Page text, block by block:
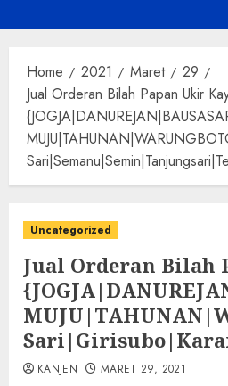
Home 2021 Maret
29
Jual Orderan Bilah Papan Ukir
Uncategorized
Jual Orderan Bilah
KANJEN MARET 29, 2021